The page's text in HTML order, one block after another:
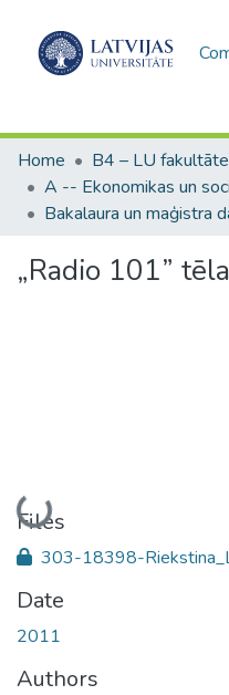
Home
„Radio 101”
Loading...
Files
303-18398-
Date
2011
Authors